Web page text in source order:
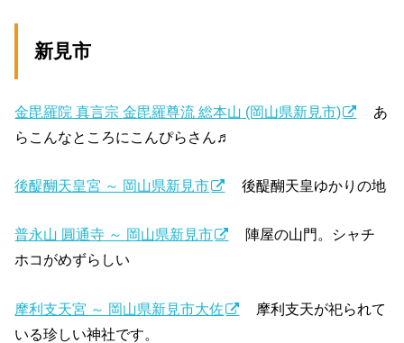
新見市
金毘羅院 真言宗 金毘羅尊流 総本山 (岡山県新見市)
あ
らこんなところにこんぴらさん♬
後醍醐天皇宮 ～ 岡山県新見市 後醍醐天皇ゆかりの地
普永山 圓通寺 ～ 岡山県新見市
陣屋の山門。シャチ
ホコがめずらしい
摩利支天宮 ～ 岡山県新見市大佐
摩利支天が祀られて
いる珍しい神社です。